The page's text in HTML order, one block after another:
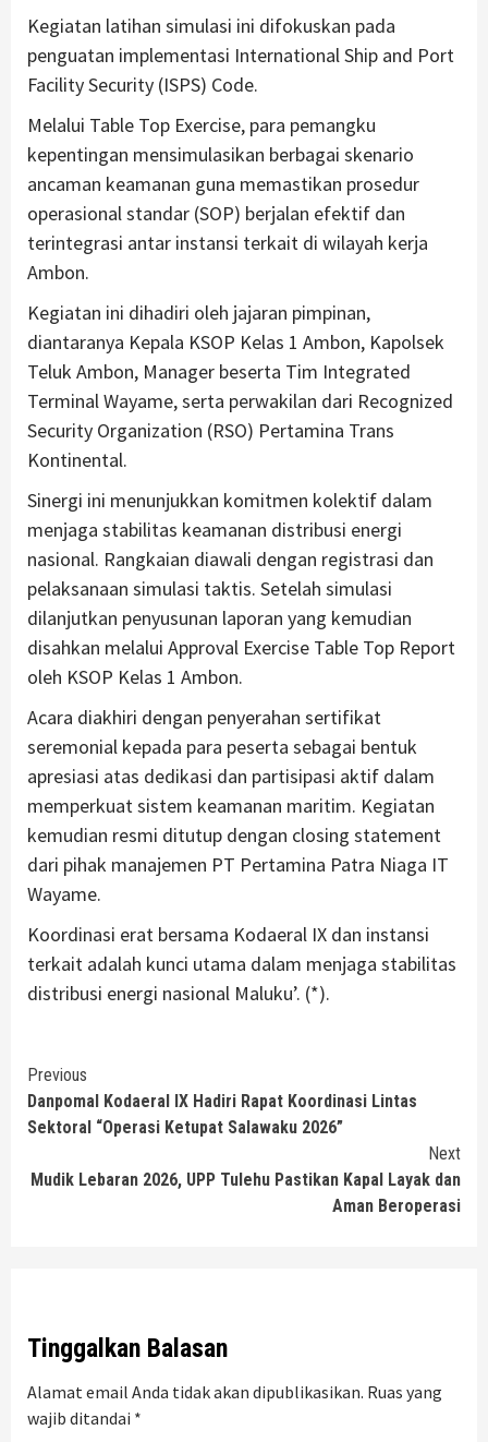
Kegiatan latihan simulasi ini difokuskan pada
penguatan implementasi International Ship and Port
Facility Security (ISPS) Code.
Melalui Table Top Exercise, para pemangku
kepentingan mensimulasikan berbagai skenario
ancaman keamanan guna memastikan prosedur
operasional standar (SOP) berjalan efektif dan
terintegrasi antar instansi terkait di wilayah kerja
Ambon.
Kegiatan ini dihadiri oleh jajaran pimpinan,
diantaranya Kepala KSOP Kelas 1 Ambon, Kapolsek
Teluk Ambon, Manager beserta Tim Integrated
Terminal Wayame, serta perwakilan dari Recognized
Security Organization (RSO) Pertamina Trans
Kontinental.
Sinergi ini menunjukkan komitmen kolektif dalam
menjaga stabilitas keamanan distribusi energi
nasional. Rangkaian diawali dengan registrasi dan
pelaksanaan simulasi taktis. Setelah simulasi
dilanjutkan penyusunan laporan yang kemudian
disahkan melalui Approval Exercise Table Top Report
oleh KSOP Kelas 1 Ambon.
Acara diakhiri dengan penyerahan sertifikat
seremonial kepada para peserta sebagai bentuk
apresiasi atas dedikasi dan partisipasi aktif dalam
memperkuat sistem keamanan maritim. Kegiatan
kemudian resmi ditutup dengan closing statement
dari pihak manajemen PT Pertamina Patra Niaga IT
Wayame.
Koordinasi erat bersama Kodaeral IX dan instansi
terkait adalah kunci utama dalam menjaga stabilitas
distribusi energi nasional Maluku’. (*).
Continue
Reading
Previous
Danpomal Kodaeral lX Hadiri Rapat Koordinasi Lintas
Sektoral “Operasi Ketupat Salawaku 2026”
Next
Mudik Lebaran 2026, UPP Tulehu Pastikan Kapal Layak dan
Aman Beroperasi
Tinggalkan Balasan
Alamat email Anda tidak akan dipublikasikan. Ruas yang
wajib ditandai *